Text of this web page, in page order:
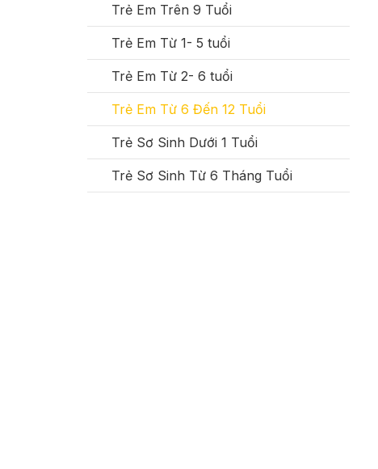
Trẻ Em Trên 9 Tuổi
Trẻ Em Từ 1- 5 tuổi
Trẻ Em Từ 2- 6 tuổi
Trẻ Em Từ 6 Đến 12 Tuổi
Trẻ Sơ Sinh Dưới 1 Tuổi
Trẻ Sơ Sinh Từ 6 Tháng Tuổi